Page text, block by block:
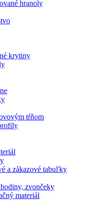
hranoly
krytiny
tŕňom
a zákazové tabuľky
zvončeky
materiál